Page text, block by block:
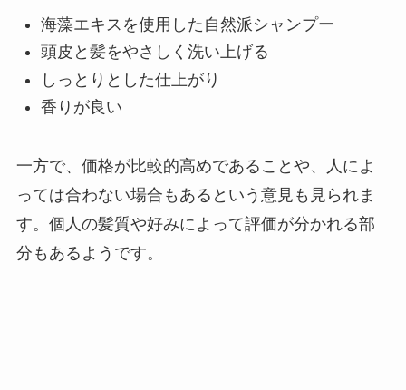
海藻エキスを使用した自然派シャンプー
頭皮と髪をやさしく洗い上げる
しっとりとした仕上がり
香りが良い
一方で、価格が比較的高めであることや、人によ
っては合わない場合もあるという意見も見られま
す。個人の髪質や好みによって評価が分かれる部
分もあるようです。